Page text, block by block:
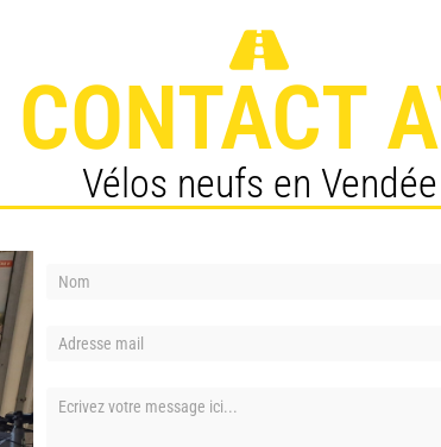
Vélos neufs en Vendée
Formulaire
contact